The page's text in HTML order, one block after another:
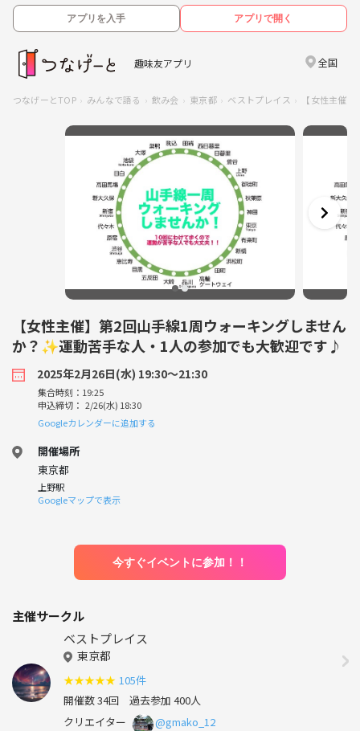
アプリを入手 アプリで開く
趣味友アプリ 全国
つなげーとTOP みんなで語る 飲み会 東京都 ベストプレイス 【女性主催
【女性主催】第2回山手線1周ウォーキングしません
か？✨運動苦手な人・1人の参加でも大歓迎です♪
2025年2月26日(水) 19:30〜21:30
集合時刻：19:25
申込締切： 2/26(水) 18:30
Googleカレンダーに追加する
開催場所
東京都
上野駅
Googleマップで表示
今すぐイベントに参加！！
主催サークル
ベストプレイス
東京都
★★★★★ 105件
開催数 34回 過去参加 400人
クリエイター
@gmako_12